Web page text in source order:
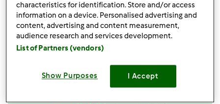
Boccale Completo TM6
acquista
characteristics for identification. Store and/or access
information on a device. Personalised advertising and
content, advertising and content measurement,
audience research and services development.
List of Partners (vendors)
Show Purposes I Accept